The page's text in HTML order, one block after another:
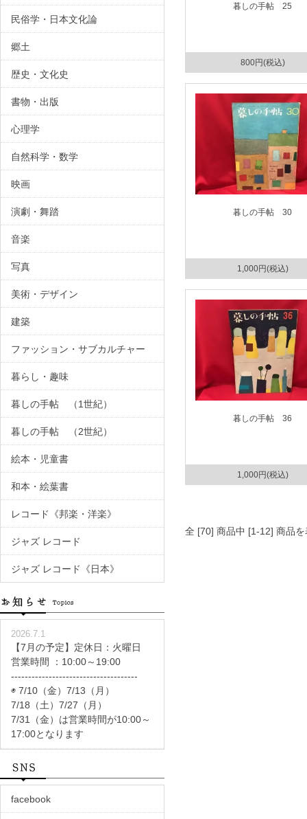
暮しの手帖 25
800円(税込)
暮しの手帖 30
1,000円(税込)
暮しの手帖 36
1,000円(税込)
全 [70] 商品中 [1-12] 商品
民俗学・日本文化論
郷土
歴史・文化史
書物・出版
心理学
自然科学・数学
映画
演劇・舞踏
音楽
写真
美術・デザイン
建築
ファッション・サブカルチャー
暮らし・趣味
暮しの手帖 （1世紀）
暮しの手帖 （2世紀）
絵本・児童書
和本・絵葉書
レコード《邦楽・洋楽》
ジャズ レコード
ジャズ レコード《日本》
2026.7.1
【7月の予定】定休日：火曜日
営業時間 ：10:00～19:00
-------------------------------------
◉ 7/10（金）7/13（月）
7/18（土）7/27（月）
7/31（金）は営業時間が10:00～
17:00となります
facebook